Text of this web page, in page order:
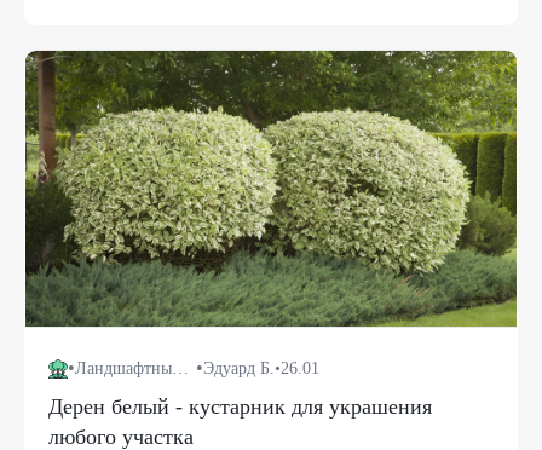
• Ландшафтный дизайн •Эдуард Б.•26.01
Дерен белый - кустарник для украшения
любого участка